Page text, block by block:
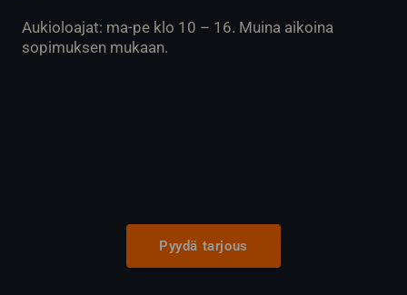
Aukioloajat: ma-pe klo 10 – 16. Muina aikoina
sopimuksen mukaan.
Pyydä tarjous